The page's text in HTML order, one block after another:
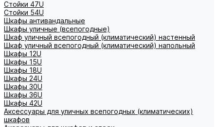
Стойки 47U
Стойки 54U
Шкафы антивандальные
Шкафы уличные (всепогодные)
Шкаф уличный всепогодный (климатический) настенный
Шкаф уличный всепогодный (климатический) напольный
Шкафы 12U
Шкафы 15U
Шкафы 18U
Шкафы 24U
Шкафы 30U
Шкафы 36U
Шкафы 42U
Аксессуары для уличных всепогодных (климатических)
шкафов